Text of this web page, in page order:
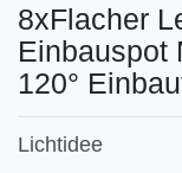
8xFlacher
Einbauspot
120°
Lichtidee